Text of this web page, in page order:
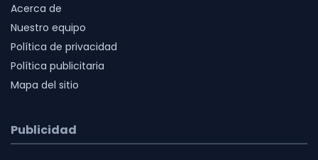
Acerca de
Nuestro equipo
Política de privacidad
Política publicitaria
Mapa del sitio
Publicidad